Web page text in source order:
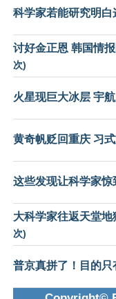
科学家若能研究明白
讨好金正恩 韩国情
次)
火星现巨大冰层 宇
黄奇帆贬回重庆 习
这些发现让科学家惊
大科学家往返天堂
次)
普京真拼了！目的只